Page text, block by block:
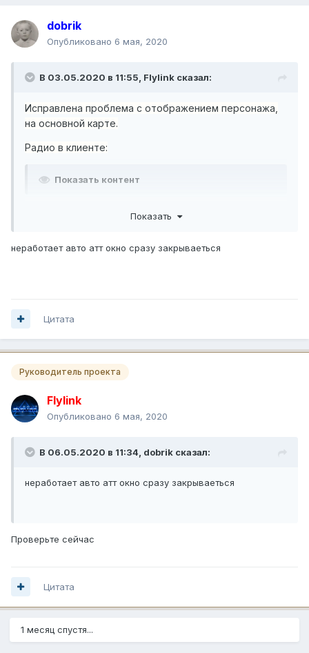
dobrik
Опубликовано 6 мая, 2020
В 03.05.2020 в 11:55, Flylink сказал:
Исправлена проблема с отображением персонажа,
на основной карте.
Радио в клиенте:
Показать контент
Показать
неработает авто атт окно сразу закрываеться
Цитата
Руководитель проекта
Flylink
Опубликовано 6 мая, 2020
В 06.05.2020 в 11:34, dobrik сказал:
неработает авто атт окно сразу закрываеться
Проверьте сейчас
Цитата
1 месяц спустя...